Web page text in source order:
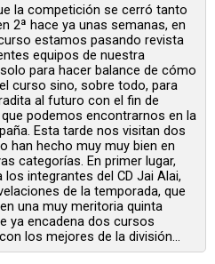
la competición se cerró tanto
2ª hace ya unas semanas, en
estamos pasando revista
equipos de nuestra
para hacer balance de cómo
curso sino, sobre todo, para
al futuro con el fin de
podemos encontrarnos en la
Esta tarde nos visitan dos
han hecho muy muy bien en
categorías. En primer lugar,
integrantes del CD Jai Alai,
de la temporada, que
una muy meritoria quinta
ya encadena dos cursos
los mejores de la división...